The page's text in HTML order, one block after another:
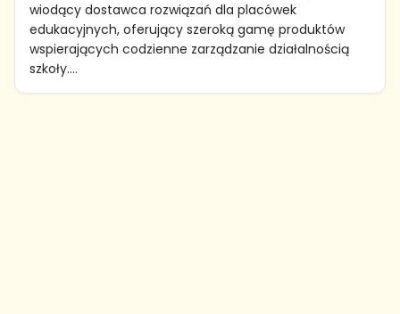
wiodący dostawca rozwiązań dla placówek
edukacyjnych, oferujący szeroką gamę produktów
wspierających codzienne zarządzanie działalnością
szkoły....